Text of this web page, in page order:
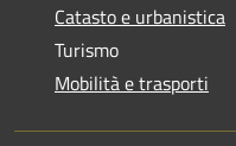
Catasto e urbanistica
Turismo
Mobilità e trasporti